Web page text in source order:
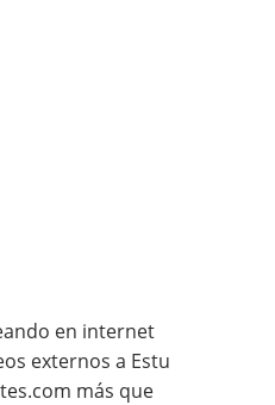
en internet
externos a Estu
más que